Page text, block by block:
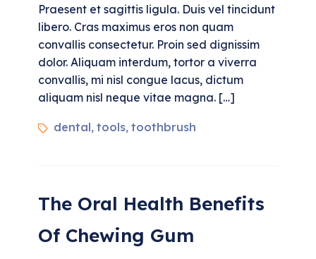
Praesent et sagittis ligula. Duis vel tincidunt
libero. Cras maximus eros non quam
convallis consectetur. Proin sed dignissim
dolor. Aliquam interdum, tortor a viverra
convallis, mi nisl congue lacus, dictum
aliquam nisl neque vitae magna. […]
dental,tools,toothbrush
The Oral Health Benefits
Of Chewing Gum